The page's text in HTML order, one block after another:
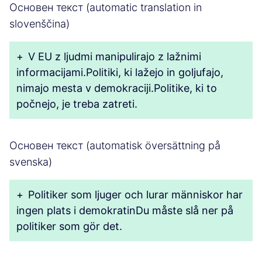
Основен текст (automatic translation in
slovenščina)
+ V EU z ljudmi manipulirajo z lažnimi
informacijami.Politiki, ki lažejo in goljufajo,
nimajo mesta v demokraciji.Politike, ki to
počnejo, je treba zatreti.
Основен текст (automatisk översättning på
svenska)
+ Politiker som ljuger och lurar människor har
ingen plats i demokratinDu måste slå ner på
politiker som gör det.